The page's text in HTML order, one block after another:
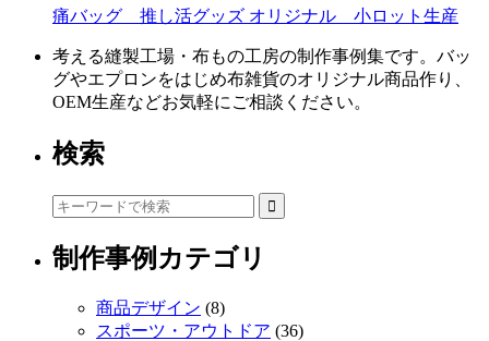
痛バッグ 推し活グッズ オリジナル 小ロット生産
考える縫製工場・布もの工房の制作事例集です。バッ
グやエプロンをはじめ布雑貨のオリジナル商品作り、
OEM生産などお気軽にご相談ください。
検索
制作事例カテゴリ
商品デザイン (8)
スポーツ・アウトドア (36)